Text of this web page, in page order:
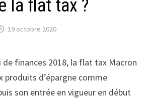
la flat tax ?
19 octobre 2020
finances 2018, la flat tax Macron
produits d’épargne comme
son entrée en vigueur en début